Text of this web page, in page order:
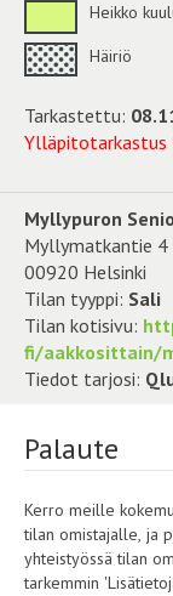
Heikko
Häiriö
Tarkastettu:
Ylläpitotarkastus
Myllypuron
Myllymatkantie 4
00920 Helsinki
Tilan tyyppi: Sali
Tilan kotisivu:
fi/aakkosittain/
Tiedot tarjosi:
Palaute
Kerro meille
tilan omistajalle, ja pyrimme
yhteistyössä tilan
tarkemmin